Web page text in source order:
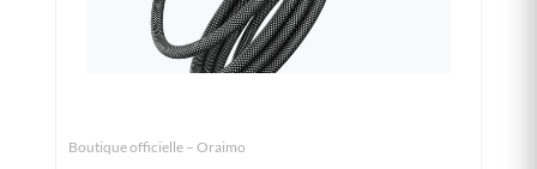
Boutique officielle – Oraimo